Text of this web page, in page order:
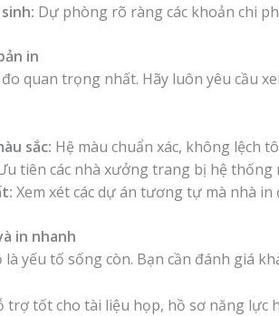
Dự phòng rõ ràng các khoản chi
in
quan trọng nhất. Hãy luôn yêu cầu
sắc: Hệ màu chuẩn xác, không lệch
tiên các nhà xưởng trang bị hệ thống
Xem xét các dự án tương tự mà nhà
in nhanh
yếu tố sống còn. Bạn cần đánh giá
trợ tốt cho tài liệu họp, hồ sơ năng lực